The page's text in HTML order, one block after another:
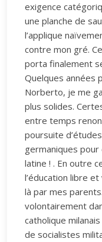
exigence
une planche de
l’applique
contre mon gré.
porta finalement
Quelques années
Norberto, je me
plus solides.
entre temps
poursuite
germaniques
latine ! . En outre
l’éducation libre
là par mes
volontairement
catholique
de socialistes